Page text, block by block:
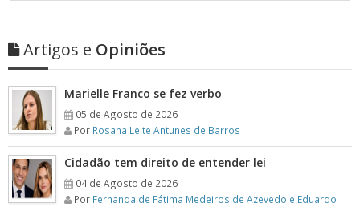
Artigos e Opiniões
Marielle Franco se fez verbo
05 de Agosto de 2026
Por Rosana Leite Antunes de Barros
Cidadão tem direito de entender lei
04 de Agosto de 2026
Por Fernanda de Fátima Medeiros de Azevedo e Eduardo